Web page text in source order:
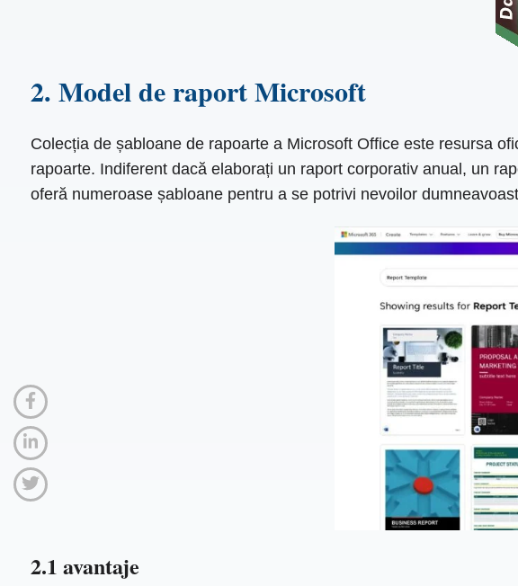
2. Model de raport Microsoft
Colecția de șabloane de rapoarte a Microsoft Office este resursa
rapoarte. Indiferent dacă elaborați un raport corporativ anual, un
oferă numeroase șabloane pentru a se potrivi nevoilor
2.1 avantaje